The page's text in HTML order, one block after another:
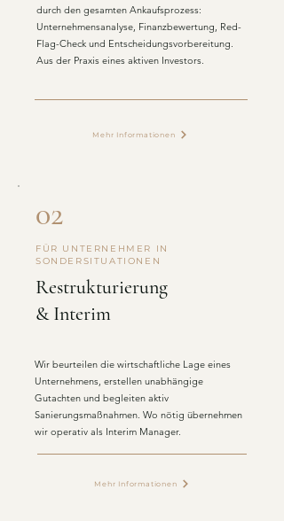
durch den gesamten Ankaufsprozess:
Unternehmensanalyse, Finanzbewertung, Red-
Flag-Check und Entscheidungsvorbereitung.
Aus der Praxis eines aktiven Investors.
Mehr Informationen
02
FÜR UNTERNEHMER IN
SONDERSITUATIONEN
Restrukturierung
& Interim
​Wir beurteilen die wirtschaftliche Lage eines
Unternehmens, erstellen unabhängige
Gutachten und begleiten aktiv
Sanierungsmaßnahmen. Wo nötig übernehmen
wir operativ als Interim Manager.
Mehr Informationen